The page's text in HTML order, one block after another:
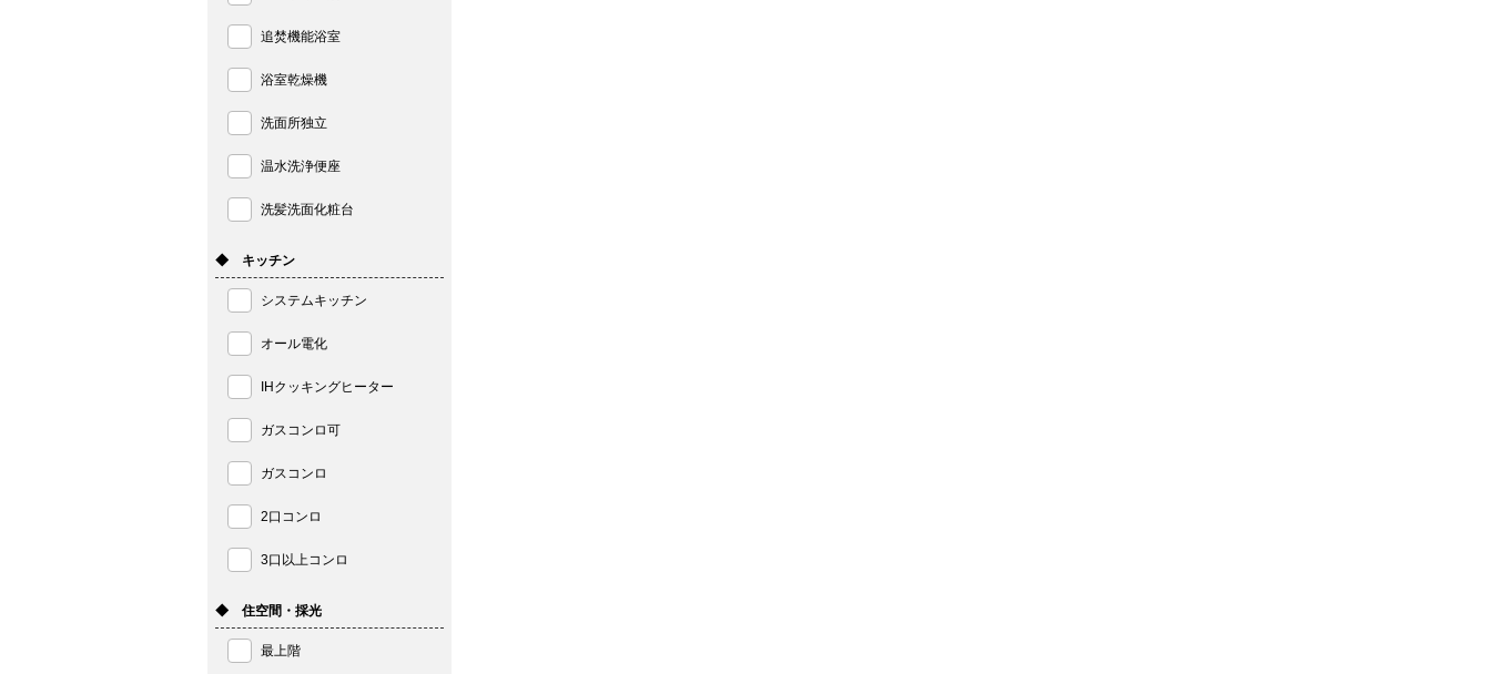
追焚機能浴室
浴室乾燥機
洗面所独立
温水洗浄便座
洗髪洗面化粧台
◆ キッチン
システムキッチン
オール電化
IHクッキングヒーター
ガスコンロ可
ガスコンロ
2口コンロ
3口以上コンロ
◆ 住空間・採光
最上階